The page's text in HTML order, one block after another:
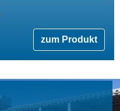
zum Produkt